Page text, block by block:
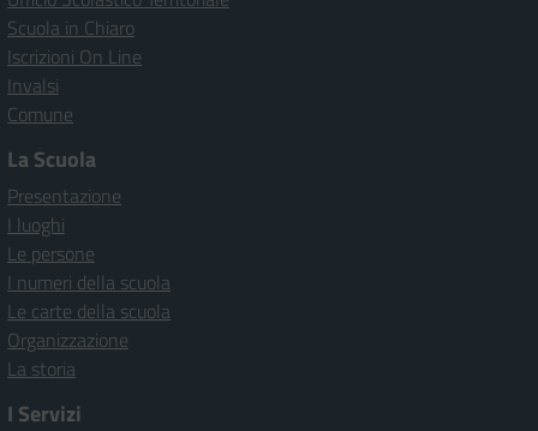
Scuola in Chiaro
Iscrizioni On Line
Invalsi
Comune
La Scuola
Presentazione
I luoghi
Le persone
I numeri della scuola
Le carte della scuola
Organizzazione
La storia
I Servizi